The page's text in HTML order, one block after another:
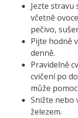
Jezte stravu
včetně
pečivo,
Pijte hodně
denně.
Pravidelně
cvičení po
může
Snižte nebo
železem.